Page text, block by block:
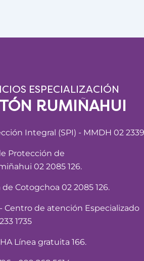
ESPECIALIZACIÓN
RUMIÑAHUI
Integral (SPI) - MMDH 02
Protección de
02 2085 126.
Cotogchoa 02 2085 126.
Centro de atención Especializado
1735
Línea gratuita 166.